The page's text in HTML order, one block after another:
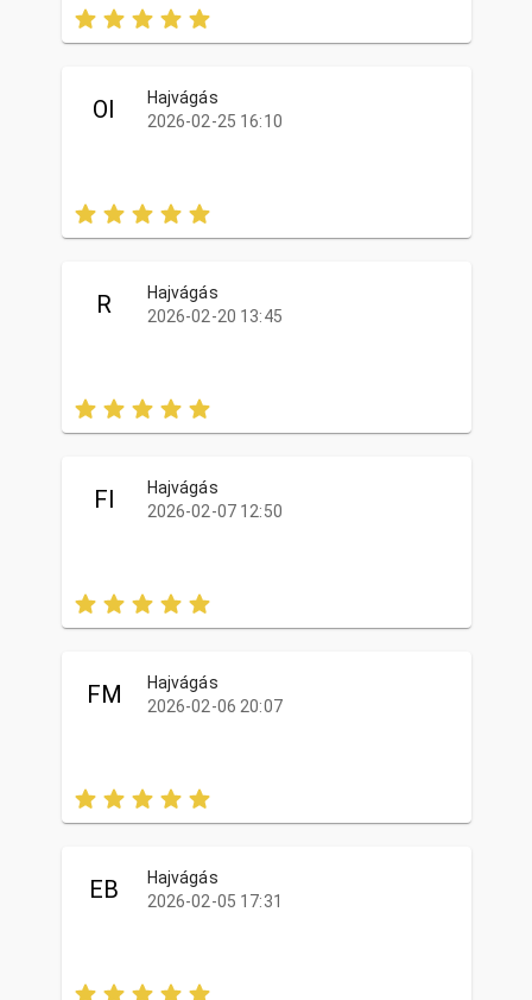
OI
Hajvágás
2026-02-25 16:10
R
Hajvágás
2026-02-20 13:45
FI
Hajvágás
2026-02-07 12:50
FM
Hajvágás
2026-02-06 20:07
EB
Hajvágás
2026-02-05 17:31